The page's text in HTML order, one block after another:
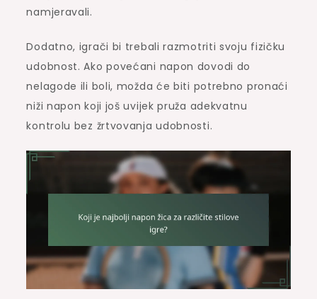
namjeravali.
Dodatno, igrači bi trebali razmotriti svoju fizičku
udobnost. Ako povećani napon dovodi do
nelagode ili boli, možda će biti potrebno pronaći
niži napon koji još uvijek pruža adekvatnu
kontrolu bez žrtvovanja udobnosti.